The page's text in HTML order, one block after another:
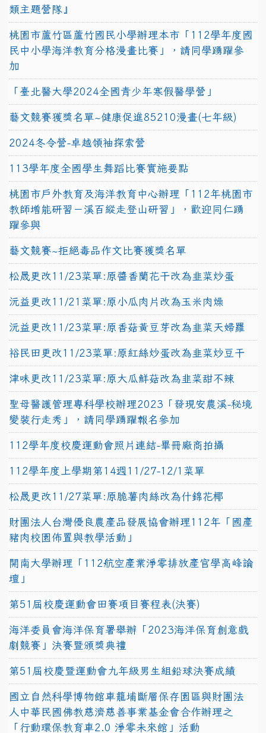
類主題營隊』
桃園市蘆竹區蘆竹國民小學辦理本市「112學年度國
民中小學海洋教育分格漫畫比賽」，請同學踴躍參
加
「臺北醫大學2024全國青少年寒假醫學營」
藝文競賽獲獎名單~健康促進85210漫畫(七年級)
2024冬令營-卓越領袖探索營
113學年度全國學生舞蹈比賽實施要點
桃園市戶外教育及海洋教育中心辦理「112年桃園市
教師增能研習－溪百縱走登山研習」，歡迎同仁踴
躍參與
藝文競賽~拒絕毒品作文比賽獲獎名單
松晟更改11/23菜單:原醬香蘭花干改為韭菜炒蛋
沅益更改11/21菜單:原小瓜肉片改為玉米肉燥
沅益更改11/23菜單:原香菇黃豆芽改為韭菜天婦羅
裕民田更改11/23菜單:原紅絲炒蛋改為韭菜炒豆干
津味更改11/23菜單:原大瓜鮮菇改為韭菜甜不辣
聖母醫護管理專科學校辦理2023「發現安農溪-秘境
變裝行走秀」，請同學踴躍報名參加
112學年度校慶運動會照片連結-畢冊廠商拍攝
112學年度上學期第14週11/27-12/1菜單
松晟更改11/27菜單:原脆薯肉絲改為什錦花椰
財團法人台灣優良農產品發展協會辦理112年「國產
豬肉校園佈置與教學活動」
開南大學辦理「112航空產業淨零排放產官學高峰論
壇」
第51屆校慶運動會田賽項目賽程表(決賽)
海洋委員會海洋保育署舉辦「2023海洋保育創意戲
劇競賽」決賽暨頒獎典禮
第51屆校慶暨運動會九年級男生組鉛球決賽成績
國立自然科學博物館車籠埔斷層保存園區與財團法
人中華民國佛教慈濟慈善事業基金會合作辦理之
「行動環保教育車2.0 淨零未來館」活動